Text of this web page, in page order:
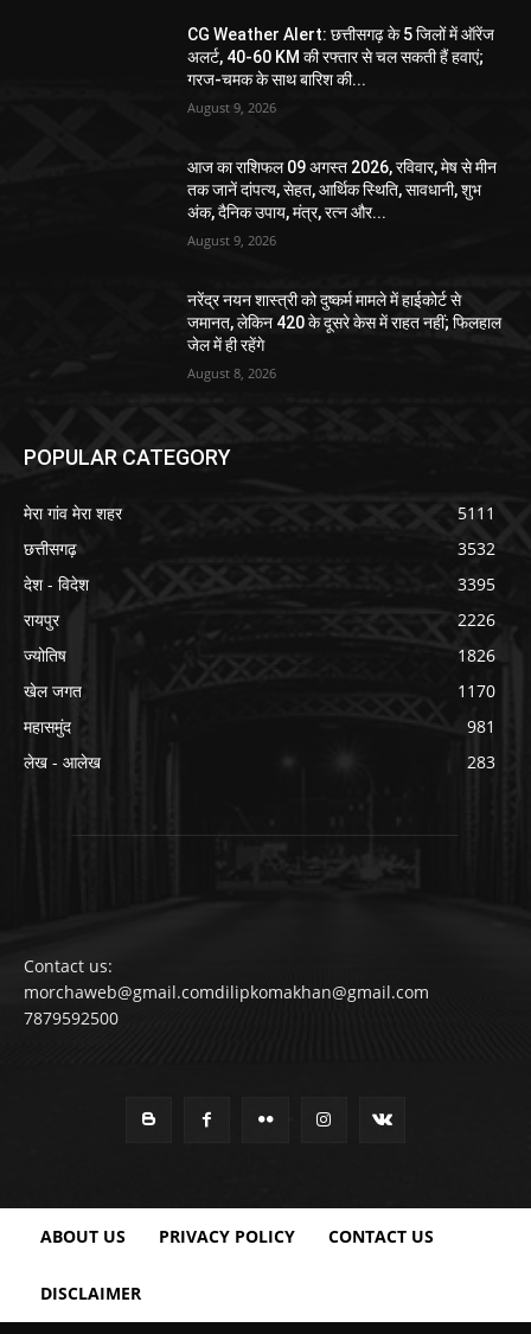
CG Weather Alert: छत्तीसगढ़ के 5 जिलों में ऑरेंज
अलर्ट, 40-60 KM की रफ्तार से चल सकती हैं हवाएं;
गरज-चमक के साथ बारिश की...
August 9, 2026
आज का राशिफल 09 अगस्त 2026, रविवार, मेष से मीन
तक जानें दांपत्य, सेहत, आर्थिक स्थिति, सावधानी, शुभ
अंक, दैनिक उपाय, मंत्र, रत्न और...
August 9, 2026
नरेंद्र नयन शास्त्री को दुष्कर्म मामले में हाईकोर्ट से
जमानत, लेकिन 420 के दूसरे केस में राहत नहीं; फिलहाल
जेल में ही रहेंगे
August 8, 2026
POPULAR CATEGORY
मेरा गांव मेरा शहर
5111
छत्तीसगढ़
3532
देश - विदेश
3395
रायपुर
2226
ज्योतिष
1826
खेल जगत
1170
महासमुंद
981
लेख - आलेख
283
Contact us:
morchaweb@gmail.comdilipkomakhan@gmail.com
7879592500
ABOUT US PRIVACY POLICY CONTACT US
DISCLAIMER